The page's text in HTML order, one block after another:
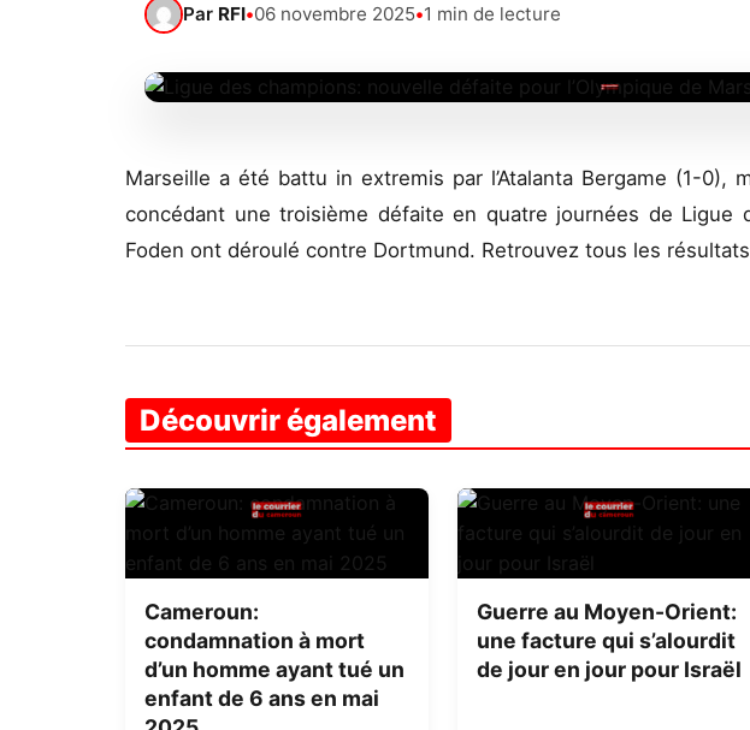
Par RFI•06 novembre 2025•1 min de lecture
Marseille a été battu in extremis par l’Atalanta Bergame (1-0),
concédant une troisième défaite en quatre journées de Ligue
Foden ont déroulé contre Dortmund. Retrouvez tous les
Découvrir également
Cameroun:
condamnation à mort
d’un homme ayant tué un
enfant de 6 ans en mai
Guerre au Moyen-Orient:
une facture qui s’alourdit
de jour en jour pour Israël